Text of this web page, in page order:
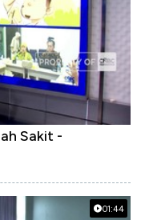
Sakit -
01:44